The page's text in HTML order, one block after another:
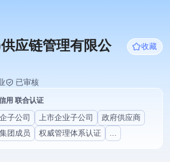
应链管理有限公
收藏
已审核
用 联合认证
子公司 上市企业子公司
政府供应商
集团成员 权威管理体系认证 ...